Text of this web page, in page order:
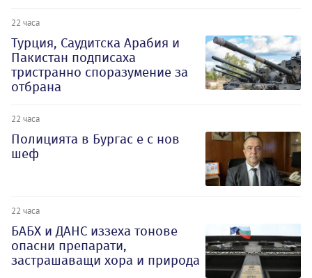
22 часа
Турция, Саудитска Арабия и
Пакистан подписаха
тристранно споразумение за
отбрана
22 часа
Полицията в Бургас е с нов
шеф
22 часа
БАБХ и ДАНС иззеха тонове
опасни препарати,
застрашаващи хора и природа